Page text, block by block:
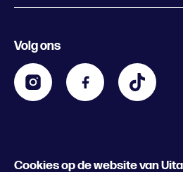
Cookies op de website van
Contact
Zakelijk
Kids
Volg ons